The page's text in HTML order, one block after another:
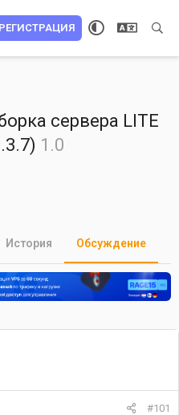
РЕГИСТРАЦИЯ
сервера LITE
1.0
История Обсуждение
#101